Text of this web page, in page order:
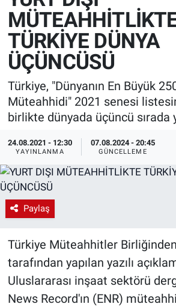
TÜRKİYE DÜNYA
ÜÇÜNCÜSÜ
Türkiye, "Dünyanın En Büyük
Müteahhidi" 2021 senesi
birlikte dünyada üçüncü sırada
24.08.2021 - 12:30
YAYINLANMA
07.08.2024 - 20:45
GÜNCELLEME
Paylaş
Türkiye Müteahhitler
tarafından yapılan yazılı
Uluslararası inşaat sektörü
News Record'ın (ENR)
İnşaat ve Malzeme
HaberOrtak
Enerjisini Üreten Fabrikalar
Endüstri 4.0 Uygulamaları
Ağır Sanayi Çözümleri